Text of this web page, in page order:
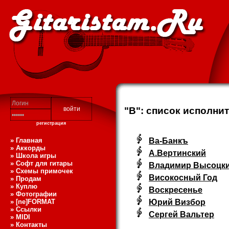
регистрация
"В": список
» Главная
» Аккорды
» Школа игры
» Софт для гитары
» Схемы примочек
» Продам
» Куплю
» Фотографии
» [ne]FORMAT
» Ссылки
» MIDI
» Контакты
Ва-Банкъ
А.Вертинский
Владимир
Високосный Год
Воскресенье
Юрий Визбор
Сергей Вальтер